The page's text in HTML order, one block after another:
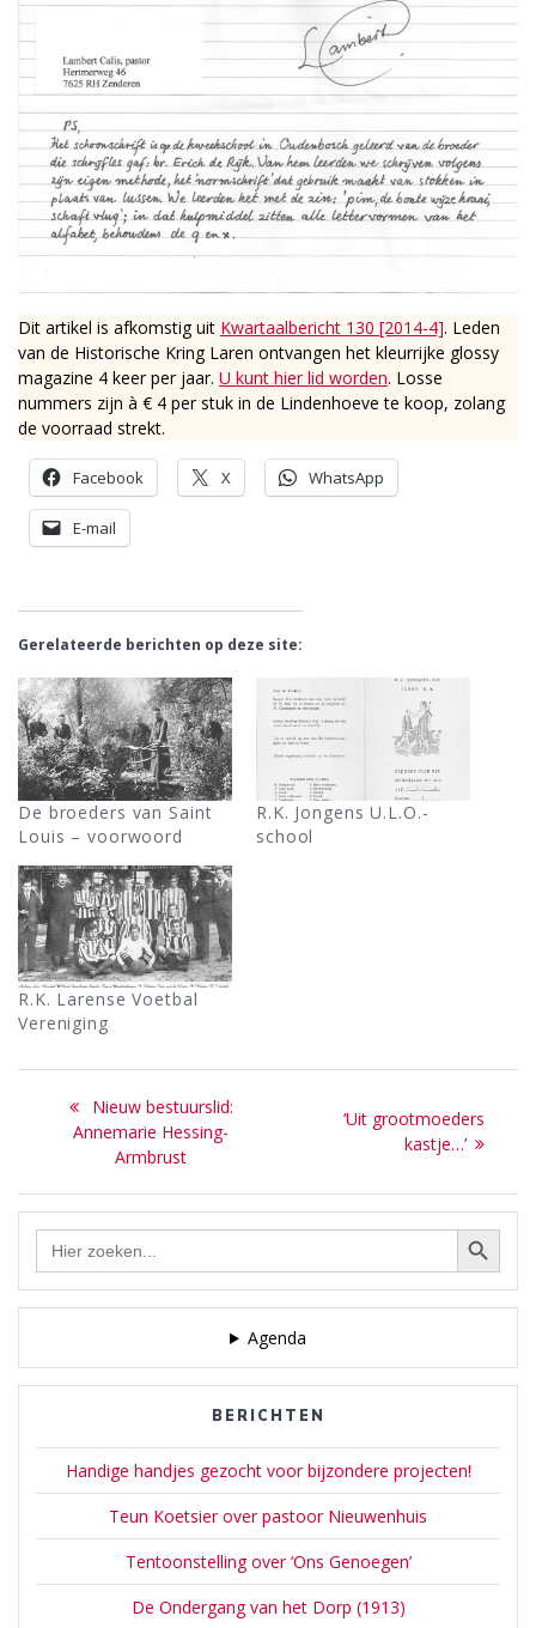
Dit artikel is afkomstig uit Kwartaalbericht 130 [2014-4]. Leden
van de Historische Kring Laren ontvangen het kleurrijke glossy
magazine 4 keer per jaar. U kunt hier lid worden. Losse
nummers zijn à € 4 per stuk in de Lindenhoeve te koop, zolang
de voorraad strekt.
Facebook X WhatsApp
E-mail
Gerelateerde berichten op deze site:
De broeders van Saint
Louis – voorwoord
R.K. Jongens U.L.O.-
school
R.K. Larense Voetbal
Vereniging
Bericht
navigatie
Previous
post:
Nieuw bestuurslid:
Annemarie Hessing-
Armbrust
Next
‘Uit grootmoeders
kastje…’
Zoek Zoekknop
Agenda
BERICHTEN
Handige handjes gezocht voor bijzondere projecten!
Teun Koetsier over pastoor Nieuwenhuis
Tentoonstelling over ‘Ons Genoegen’
De Ondergang van het Dorp (1913)